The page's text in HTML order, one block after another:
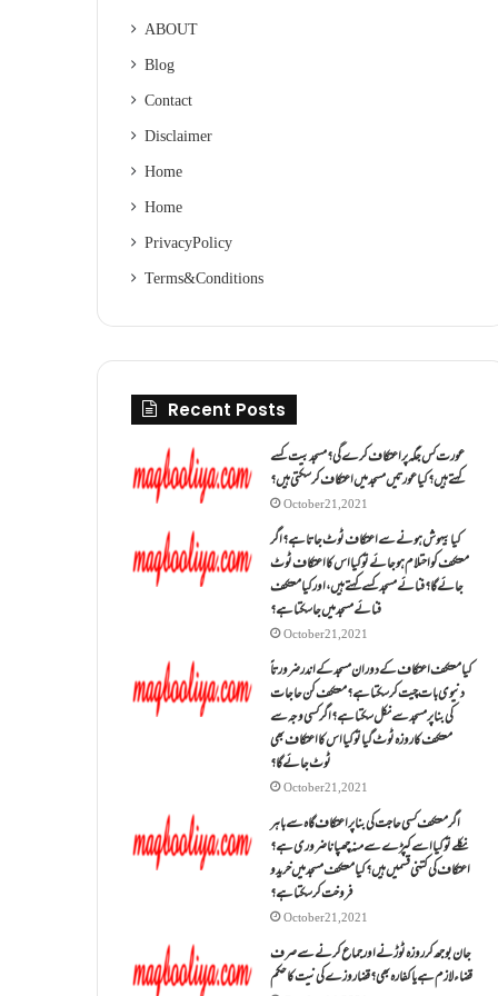
ABOUT
Blog
Contact
Disclaimer
Home
Home
Privacy Policy
Terms & Conditions
Recent Posts
عورت کس جگہ پر اعتکاف کرے گی؟مسجد بیت کسے
کہتے ہیں؟کیا عورتیں مسجد میں اعتکاف کر سکتی ہیں؟
October 21, 2021
کیا بیہوش ہونے سے اعتکاف ٹوٹ جاتا ہے؟ اگر
معتکف کو احتلام ہو جائے تو کیا اس کا اعتکاف ٹوٹ
جائے گا؟فنائے مسجد کسے کہتے ہیں ، اور کیا معتکف
فنائے مسجد میں جا سکتا ہے؟
October 21, 2021
کیا معتکف اعتکاف کے دوران مسجد کے اندر ضرورتاً
دنیوی بات چیت کر سکتا ہے؟معتکف کن حاجات
کی بنا پر مسجد سے نکل سکتا ہے؟ اگر کسی وجہ سے
معتکف کا روزہ ٹوٹ گیا تو کیا اس کا اعتکاف بھی
ٹوٹ جائے گا؟
October 21, 2021
اگر معتکف کسی حاجت کی بنا پر اعتکاف گاہ سے باہر
نکلے تو کیا اسے کپڑے سے منہ چھپانا ضروری ہے؟
اعتکاف کی کتنی قسمیں ہیں؟کیا معتکف مسجد میں خرید و
فروخت کر سکتا ہے؟
October 21, 2021
جان بوجھ کر روزہ ٹوڑنے اور جماع کرنے سے صرف
قضاء لازم ہے یا کفارہ بھی؟ قضا روزے کی نیت کا حکم